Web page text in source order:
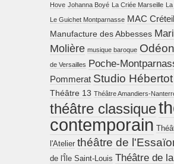
Hove Johanna Boyé La Criée Marseille
Le Guichet Montparnasse MAC Créteil
Manufacture des Abbesses
Molière musique baroque Odéon
de Versailles Poche-
Pommerat Studio Hébertot
Théâtre 13 Théâtre Amandiers-
théâtre classique
contemporain
l'Atelier théâtre de
de l'Île Saint-Louis Théâtre de la